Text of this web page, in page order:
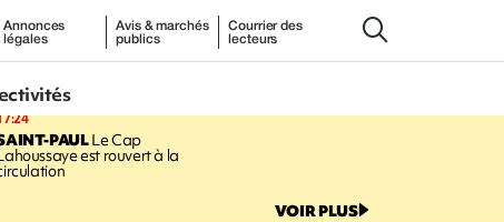
Annonces
légales
Avis & marchés
publics
Courrier des
lecteurs
PAULLe Cap
est rouvert à la
VOIR PLUS